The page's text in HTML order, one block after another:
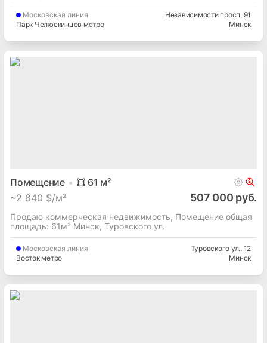
Московская линия
Парк Челюскинцев метро
Независимости просп, 91
Минск
Помещение 61 м²
~2 840 $/м² 507 000 руб.
Продаю коммерческая недвижимость, Помещение общая
площадь: 61м² Минск, Туровского ул.
Московская линия
Восток метро
Туровского ул., 12
Минск